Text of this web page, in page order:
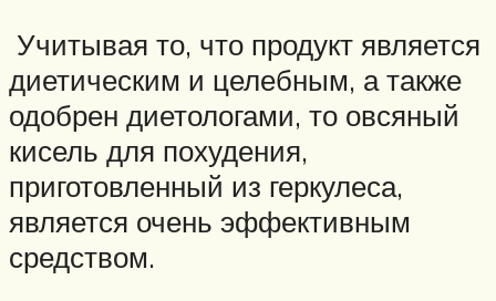
Учитывая то, что продукт является
диетическим и целебным, а также
одобрен диетологами, то овсяный
кисель для похудения,
приготовленный из геркулеса,
является очень эффективным
средством.